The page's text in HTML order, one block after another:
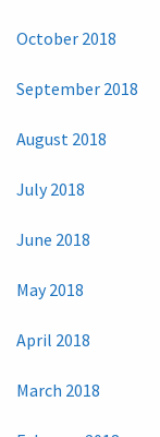
October 2018
September 2018
August 2018
July 2018
June 2018
May 2018
April 2018
March 2018